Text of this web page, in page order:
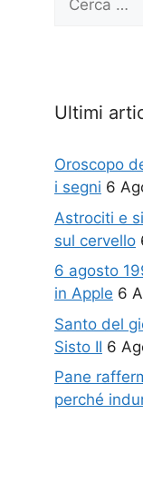
Ultimi
Oroscopo
i segni 6
Astrociti e
sul cervello
6 agosto
in Apple 6
Santo del
Sisto II 6
Pane
perché